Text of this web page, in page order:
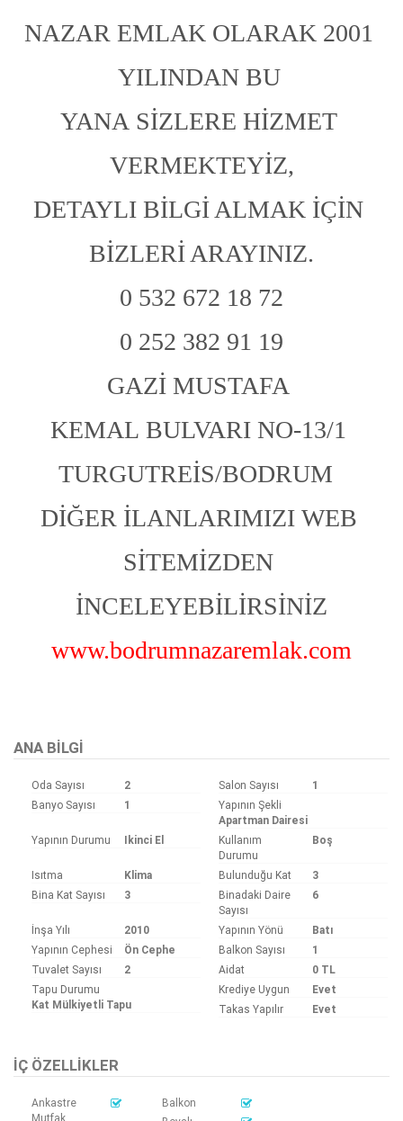
NAZAR EMLAK OLARAK 2001
YILINDAN BU
YANA SİZLERE HİZMET
VERMEKTEYİZ,
DETAYLI BİLGİ ALMAK İÇİN
BİZLERİ ARAYINIZ.
0 532 672 18 72
0 252 382 91 19
GAZİ MUSTAFA
KEMAL BULVARI NO-13/1
TURGUTREİS/BODRUM
DİĞER İLANLARIMIZI WEB
SİTEMİZDEN
İNCELEYEBİLİRSİNİZ
www.bodrumnazaremlak.com
ANA BILGI
Oda Sayısı 2 Salon Sayısı
1
Banyo Sayısı
1
Yapının Şekli
Apartman Dairesi
Yapının Durumu
Ikinci El
Kullanım
Durumu
Boş
Isıtma Klima Bulunduğu Kat
3
Bina Kat Sayısı
3
Binadaki Daire
Sayısı
6
İnşa Yılı 2010 Yapının Yönü
Batı
Yapının Cephesi
Ön Cephe Balkon Sayısı
1
Tuvalet Sayısı
2 Aidat
0 TL
Tapu Durumu
Kat Mülkiyetli Tapu
Krediye Uygun
Evet
Takas Yapılır
Evet
İÇ ÖZELLIKLER
Ankastre
Mutfak
Balkon